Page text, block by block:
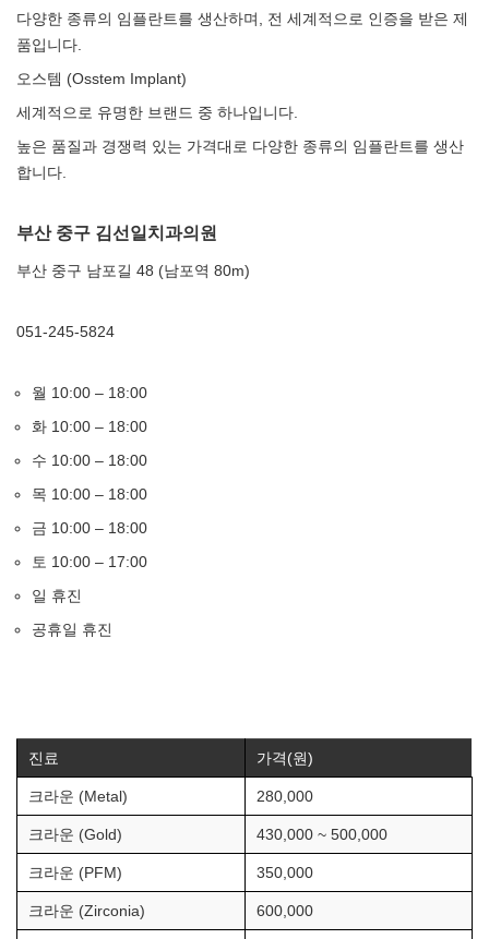
다양한 종류의 임플란트를 생산하며, 전 세계적으로 인증을 받은 제
품입니다.
오스템 (Osstem Implant)
세계적으로 유명한 브랜드 중 하나입니다.
높은 품질과 경쟁력 있는 가격대로 다양한 종류의 임플란트를 생산
합니다.
부산 중구 김선일치과의원
부산 중구 남포길 48 (남포역 80m)
051-245-5824
월 10:00 – 18:00
화 10:00 – 18:00
수 10:00 – 18:00
목 10:00 – 18:00
금 10:00 – 18:00
토 10:00 – 17:00
일 휴진
공휴일 휴진
진료 가격(원)
크라운 (Metal) 280,000
크라운 (Gold) 430,000 ~ 500,000
크라운 (PFM) 350,000
크라운 (Zirconia) 600,000